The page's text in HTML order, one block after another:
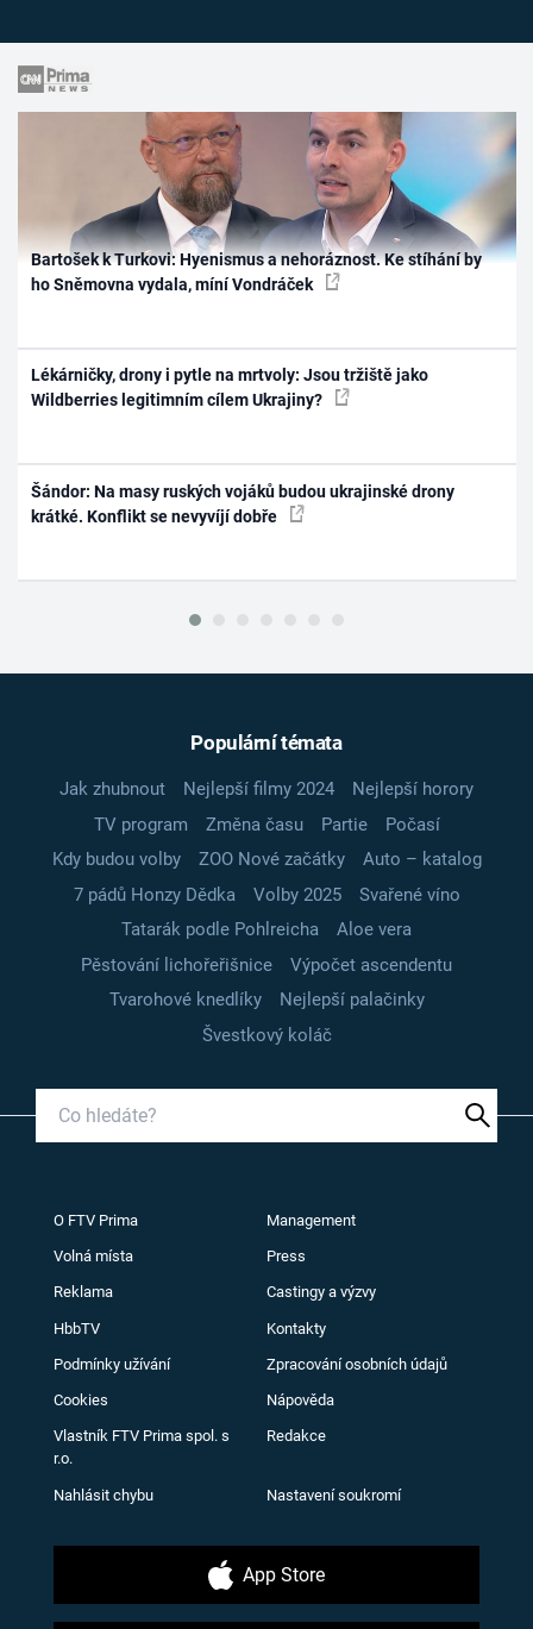
Bartošek k Turkovi: Hyenismus a nehoráznost. Ke stíhání by
ho Sněmovna vydala, míní Vondráček
Lékárničky, drony i pytle na mrtvoly: Jsou tržiště jako
Wildberries legitimním cílem Ukrajiny?
Šándor: Na masy ruských vojáků budou ukrajinské drony
krátké. Konflikt se nevyvíjí dobře
Populární témata
Jak zhubnout Nejlepší filmy 2024
Nejlepší horory
TV program
Změna času Partie
Počasí
Kdy budou volby
ZOO Nové začátky
Auto – katalog
7 pádů Honzy Dědka
Volby 2025
Svařené víno
Tatarák podle Pohlreicha
Aloe vera
Pěstování lichořeřišnice
Výpočet ascendentu
Tvarohové knedlíky
Nejlepší palačinky
Švestkový koláč
O FTV Prima Management
Volná místa Press
Reklama Castingy a výzvy
HbbTV Kontakty
Podmínky užívání Zpracování osobních údajů
Cookies Nápověda
Vlastník FTV Prima spol. s
r.o.
Redakce
Nahlásit chybu Nastavení soukromí
App Store